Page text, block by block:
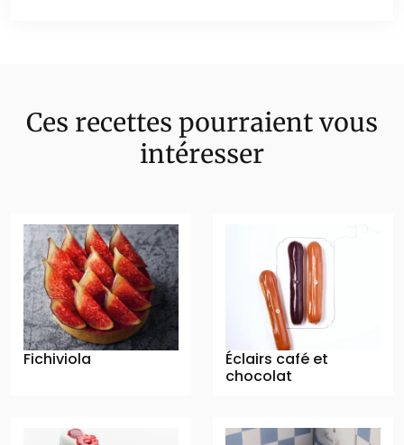
Ces recettes pourraient vous
intéresser
Fichiviola
Éclairs café et
chocolat